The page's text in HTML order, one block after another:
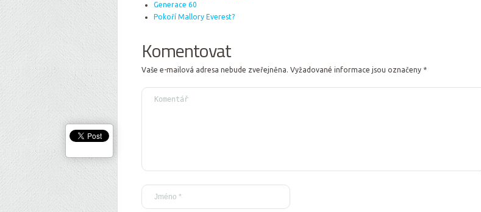
Generace 60
Pokoří Mallory Everest?
Komentovat
Vaše e-mailová adresa nebude zveřejněna. Vyžadované informace jsou označeny *